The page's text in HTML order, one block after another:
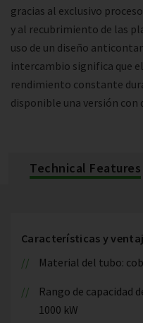
gracias al exclusivo
y al recubrimiento de las
uso de un diseño
intercambio significa que
rendimiento constante
disponible una versión con
Technical Features
Características y
Material del tubo:
Rango de capacidad
1000 kW